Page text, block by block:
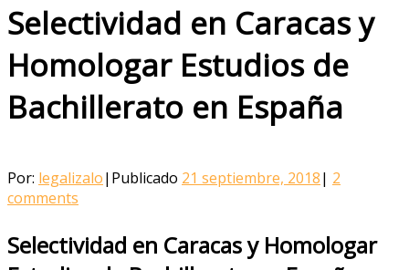
Selectividad en Caracas y
Homologar Estudios de
Bachillerato en España
Por: legalizalo| Publicado 21 septiembre, 2018| 2
comments
Selectividad en Caracas y Homologar